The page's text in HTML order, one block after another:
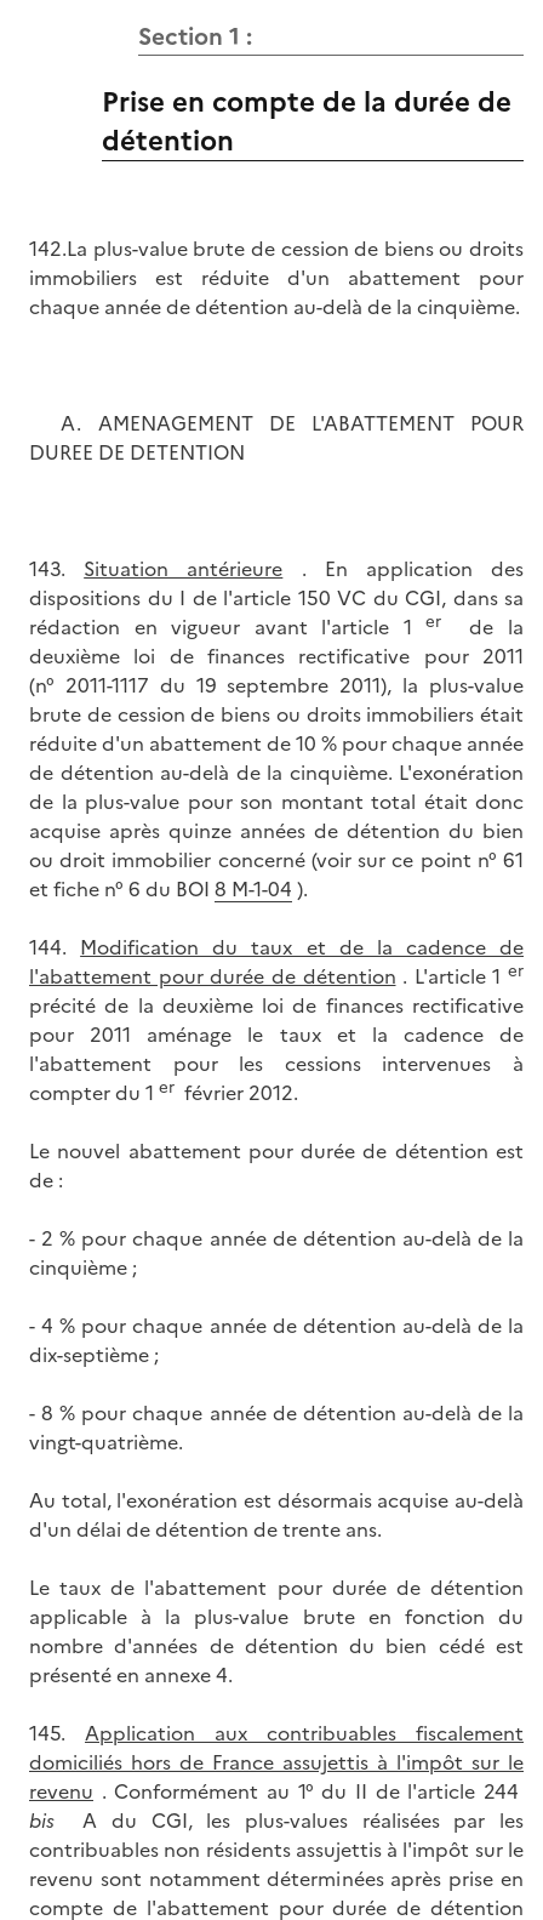
Section 1 :
Prise en compte de la durée de
détention
142.La plus-value brute de cession de biens ou droits
immobiliers est réduite d'un abattement pour
chaque année de détention au-delà de la cinquième.
A. AMENAGEMENT DE L'ABATTEMENT POUR
DUREE DE DETENTION
143. Situation antérieure . En application des
dispositions du I de l'article 150 VC du CGI, dans sa
rédaction en vigueur avant l'article 1er
de la
deuxième loi de finances rectificative pour 2011
(n° 2011-1117 du 19 septembre 2011), la plus-value
brute de cession de biens ou droits immobiliers était
réduite d'un abattement de 10 % pour chaque année
de détention au-delà de la cinquième. L'exonération
de la plus-value pour son montant total était donc
acquise après quinze années de détention du bien
ou droit immobilier concerné (voir sur ce point n° 61
et fiche n° 6 du BOI 8 M-1-04 ).
144. Modification du taux et de la cadence de
l'abattement pour durée de détention . L'article 1 er
précité de la deuxième loi de finances rectificative
pour 2011 aménage le taux et la cadence de
l'abattement pour les cessions intervenues à
compter du 1 er février 2012.
Le nouvel abattement pour durée de détention est
de :
- 2 % pour chaque année de détention au-delà de la
cinquième ;
- 4 % pour chaque année de détention au-delà de la
dix-septième ;
- 8 % pour chaque année de détention au-delà de la
vingt-quatrième.
Au total, l'exonération est désormais acquise au-delà
d'un délai de détention de trente ans.
Le taux de l'abattement pour durée de détention
applicable à la plus-value brute en fonction du
nombre d'années de détention du bien cédé est
présenté en annexe 4.
145. Application aux contribuables fiscalement
domiciliés hors de France assujettis à l'impôt sur le
revenu . Conformément au 1° du II de l'article 244
bis A du CGI, les plus-values réalisées par les
contribuables non résidents assujettis à l'impôt sur le
revenu sont notamment déterminées après prise en
compte de l'abattement pour durée de détention